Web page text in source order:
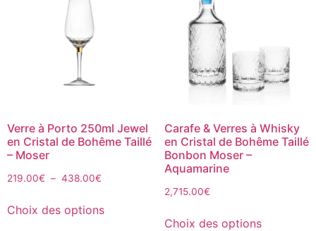
Verre à Porto 250ml Jewel
en Cristal de Bohême Taillé
– Moser
219.00€ – 438.00€
Choix des options
Carafe & Verres à Whisky
en Cristal de Bohême Taillé
Bonbon Moser –
Aquamarine
2,715.00€
Choix des options